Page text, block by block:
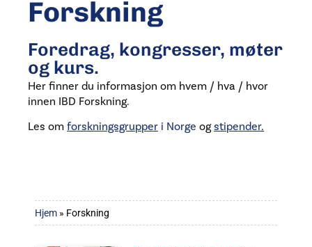
Forskning
Foredrag, kongresser, møter
og kurs.
Her finner du informasjon om hvem / hva / hvor
innen IBD Forskning.
Les om forskningsgrupper i Norge ogstipender.
Hjem » Forskning